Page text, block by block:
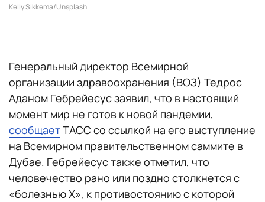
Kelly Sikkema/Unsplash
Генеральный директор Всемирной
организации здравоохранения (ВОЗ) Тедрос
Аданом Гебрейесус заявил, что в настоящий
момент мир не готов к новой пандемии,
сообщаетТАСС со ссылкой на его выступление
на Всемирном правительственном саммите в
Дубае. Гебрейесус также отметил, что
человечество рано или поздно столкнется с
«болезнью X», к противостоянию с которой